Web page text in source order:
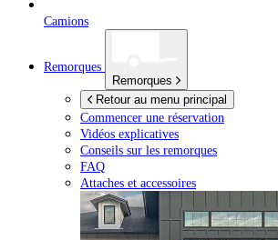
Camions
Remorques
Remorques
Retour au menu principal
Commencer une réservation
Vidéos explicatives
Conseils sur les remorques
FAQ
Attaches et accessoires